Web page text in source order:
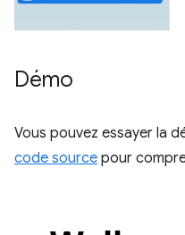
Démo
Vous pouvez essayer la
code source pour